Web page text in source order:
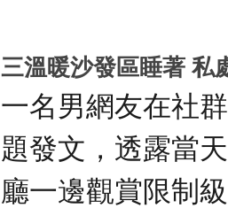
三溫暖沙發區睡著 私
一名男網友在社
題發文，透露當
廳一邊觀賞限制